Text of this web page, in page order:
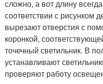
сложно, а вот длину
соответствии с рисунком
вырезают отверстия с
коронкой,
точечный светильник. В
устанавливают
проверяют работу